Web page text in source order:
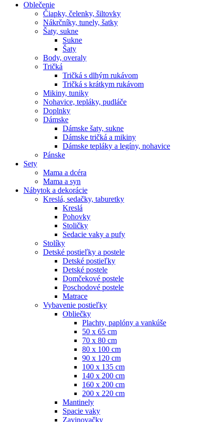
Oblečenie
Čiapky, čelenky, šiltovky
Nákrčníky, tunely, šatky
Šaty, sukne
Sukne
Šaty
Body, overaly
Tričká
Tričká s dlhým rukávom
Tričká s krátkym rukávom
Mikiny, tuniky
Nohavice, tepláky, pudláče
Doplnky
Dámske
Dámske šaty, sukne
Dámske tričká a mikiny
Dámske tepláky a legíny, nohavice
Pánske
Sety
Mama a dcéra
Mama a syn
Nábytok a dekorácie
Kreslá, sedačky, taburetky
Kreslá
Pohovky
Stoličky
Sedacie vaky a pufy
Stolíky
Detské postieľky a postele
Detské postieľky
Detské postele
Domčekové postele
Poschodové postele
Matrace
Vybavenie postieľky
Obliečky
Plachty, paplóny a vankúše
50 x 65 cm
70 x 80 cm
80 x 100 cm
90 x 120 cm
100 x 135 cm
140 x 200 cm
160 x 200 cm
200 x 220 cm
Mantinely
Spacie vaky
Zavinovačky